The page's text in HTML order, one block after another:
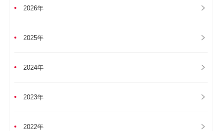
2026年
2025年
2024年
2023年
2022年